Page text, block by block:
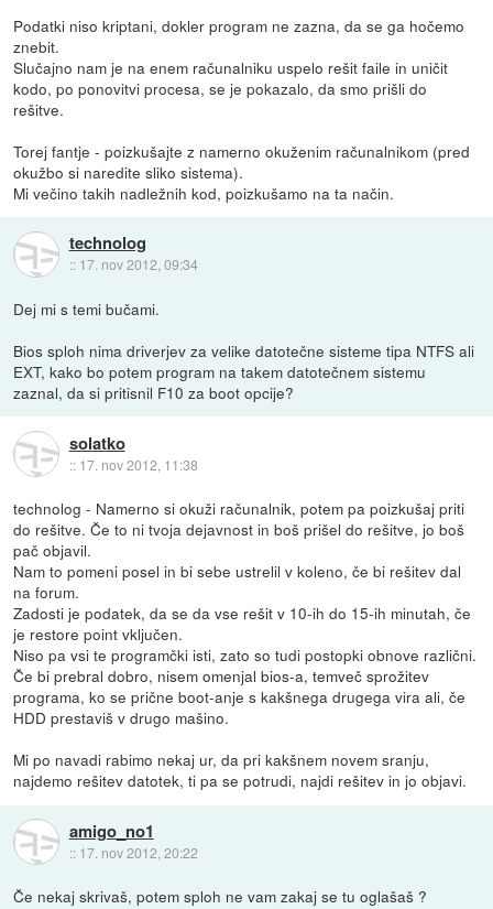
Podatki niso kriptani, dokler program ne zazna, da se ga hočemo
znebit.
Slučajno nam je na enem računalniku uspelo rešit faile in uničit
kodo, po ponovitvi procesa, se je pokazalo, da smo prišli do
rešitve.
Torej fantje - poizkušajte z namerno okuženim računalnikom (pred
okužbo si naredite sliko sistema).
Mi večino takih nadležnih kod, poizkušamo na ta način.
technolog
:: 17. nov 2012, 09:34
Dej mi s temi bučami.
Bios sploh nima driverjev za velike datotečne sisteme tipa NTFS ali
EXT, kako bo potem program na takem datotečnem sistemu
zaznal, da si pritisnil F10 za boot opcije?
solatko
:: 17. nov 2012, 11:38
technolog - Namerno si okuži računalnik, potem pa poizkušaj priti
do rešitve. Če to ni tvoja dejavnost in boš prišel do rešitve, jo boš
pač objavil.
Nam to pomeni posel in bi sebe ustrelil v koleno, če bi rešitev dal
na forum.
Zadosti je podatek, da se da vse rešit v 10-ih do 15-ih minutah, če
je restore point vključen.
Niso pa vsi te programčki isti, zato so tudi postopki obnove različni.
Če bi prebral dobro, nisem omenjal bios-a, temveč sprožitev
programa, ko se prične boot-anje s kakšnega drugega vira ali, če
HDD prestaviš v drugo mašino.
Mi po navadi rabimo nekaj ur, da pri kakšnem novem sranju,
najdemo rešitev datotek, ti pa se potrudi, najdi rešitev in jo objavi.
amigo_no1
:: 17. nov 2012, 20:22
Če nekaj skrivaš, potem sploh ne vam zakaj se tu oglašaš ?